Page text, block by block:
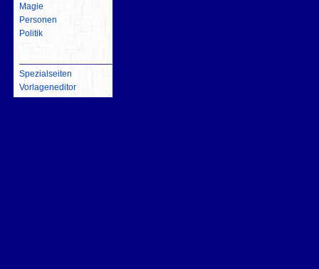
Magie
Personen
Politik
Spezialseiten
Vorlageneditor